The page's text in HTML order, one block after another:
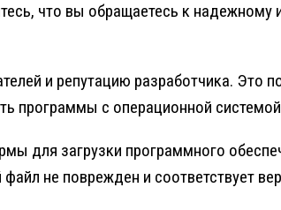
что вы обращаетесь к надежному
и репутацию разработчика. Это
программы с операционной
для загрузки программного
не поврежден и соответствует